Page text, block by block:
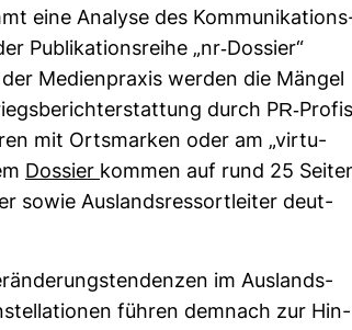
eine Ana­lyse des
Publi­ka­ti­ons­reihe „nr-​Dos­sier“
Medi­en­praxis werden die Mängel
durch PR-​
mit Orts­marken oder am „vir­tu­
Dos­sier kommen auf rund 25
sowie Aus­lands­res­sort­leiter deut­
im Aus­lands­
führen dem­nach zur Hin­